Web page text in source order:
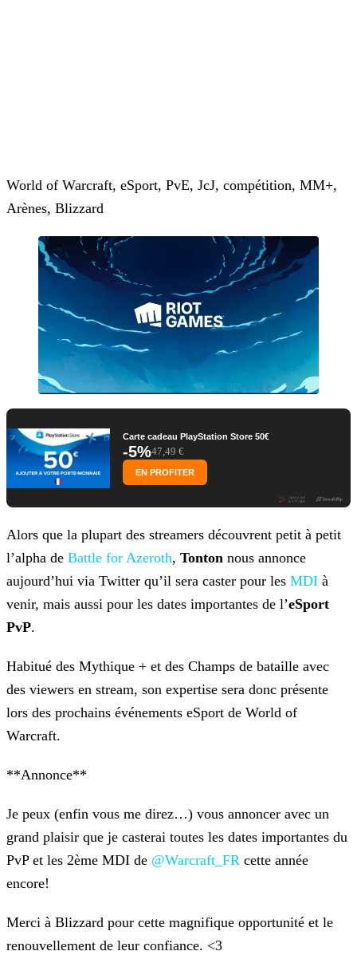
World of Warcraft, eSport, PvE, JcJ, compétition, MM+,
Arènes, Blizzard
Carte cadeau PlayStation Store 50€
-5%47,49 €
EN PROFITER
Alors que la plupart des streamers découvrent petit à petit
l’alpha de Battle for Azeroth, Tonton nous annonce
aujourd’hui via Twitter qu’il sera caster pour les MDI à
venir, mais aussi pour les dates importantes de l’eSport
PvP.
Habitué des Mythique + et des Champs de bataille avec
des viewers en stream, son expertise sera donc présente
lors des prochains événements eSport de World of
Warcraft.
**Annonce**
Je peux (enfin vous me direz…) vous annoncer avec un
grand plaisir que je casterai toutes les dates importantes du
PvP et les 2ème MDI de @Warcraft_FR cette année
encore!
Merci à Blizzard pour cette magnifique opportunité et le
renouvellement de leur confiance. <3